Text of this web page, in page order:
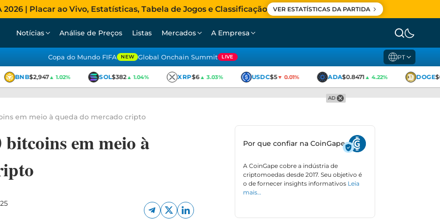
| Placar ao Vivo, Estatísticas, Tabela de Jogos e Classificação VER ESTATÍSTICAS DA PARTIDA
Notícias Análise de Preços Listas Mercados A Empresa
Copa do Mundo FIFA NEW Global Onchain Summit LIVE PT
BNB$2,947▲ 1.02% SOL$382▲ 1.04% XRP$6▲ 3.03% USDC$5▼ 0.01% ADA$0.8471▲ 4.22% DOGE
AD
em meio à queda do mercado cripto
em meio à
Por que confiar na CoinGape
A CoinGape cobre a indústria de
criptomoedas desde 2017. Seu objetivo é
o de fornecer insights informativos Leia
mais…